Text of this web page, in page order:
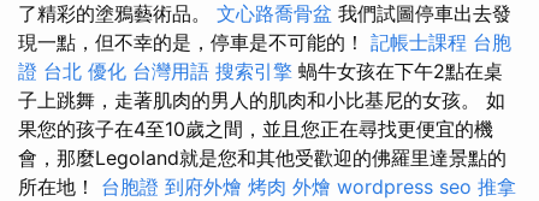
了精彩的塗鴉藝術品。 文心路喬骨盆 我們試圖停車出去發
現一點，但不幸的是，停車是不可能的！ 記帳士課程 台胞
證 台北 優化 台灣用語 搜索引擎 蝸牛女孩在下午2點在桌
子上跳舞，走著肌肉的男人的肌肉和小比基尼的女孩。 如
果您的孩子在4至10歲之間，並且您正在尋找更便宜的機
會，那麼Legoland就是您和其他受歡迎的佛羅里達景點的
所在地！ 台胞證 到府外燴 烤肉 外燴 wordpress seo 推拿